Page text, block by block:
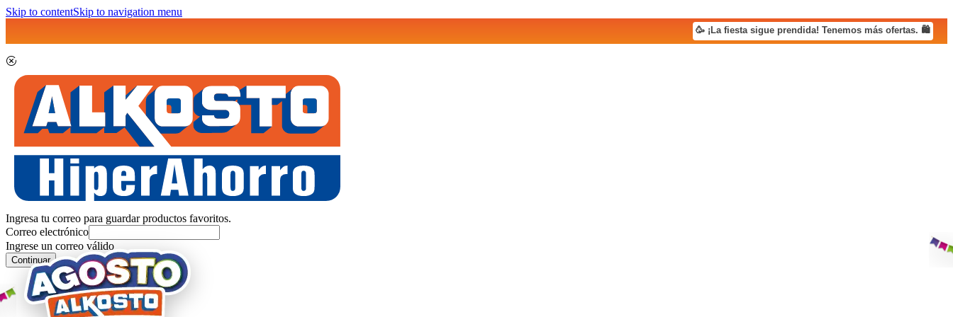
Skip to contentSkip to navigation menu
🥳 ¡La fiesta sigue prendida! Tenemos más ofertas. 🛍️
Ingresa tu correo para guardar productos favoritos.
Correo electrónico
Ingrese un correo válido
Continuar